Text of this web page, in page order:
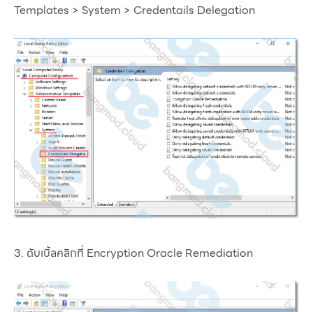
Templates > System > Credentails Delegation
3. ดับเบิ้ลคลิกที่ Encryption Oracle Remediation